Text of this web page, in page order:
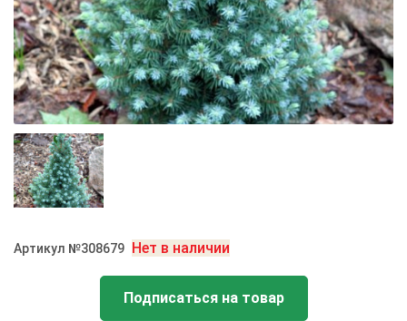
Артикул №308679 Нет в наличии
Подписаться на товар